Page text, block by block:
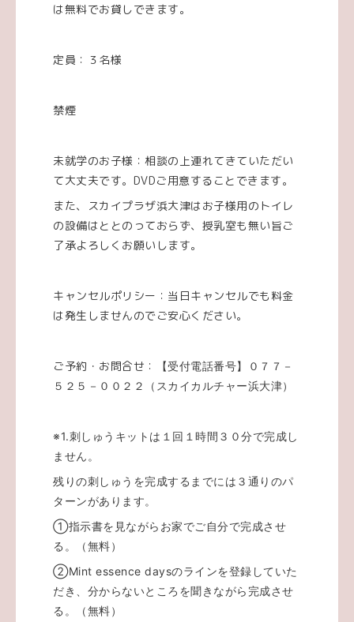
は無料でお貸しできます。
定員：３名様
禁煙
未就学のお子様：相談の上連れてきていただい
て大丈夫です。DVDご用意することできます。
また、スカイプラザ浜大津はお子様用のトイレ
の設備はととのっておらず、授乳室も無い旨ご
了承よろしくお願いします。
キャンセルポリシー：当日キャンセルでも料金
は発生しませんのでご安心ください。
ご予約・お問合せ： 【受付電話番号】
０７７－
５２５－００２２（スカイカルチャー浜大津）
※1.刺しゅうキットは１回１時間３０分で完成し
ません。
残りの刺しゅうを完成するまでには３通りのパ
ターンがあります。
①指示書を見ながらお家でご自分で完成させ
る。（無料）
②Mint essence daysのラインを登録していた
だき、分からないところを聞きながら完成させ
る。（無料）